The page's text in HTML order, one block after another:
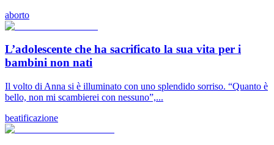
aborto
L’adolescente che ha sacrificato la sua vita per i
bambini non nati
Il volto di Anna si è illuminato con uno splendido sorriso. “Quanto è
bello, non mi scambierei con nessuno”,...
beatificazione